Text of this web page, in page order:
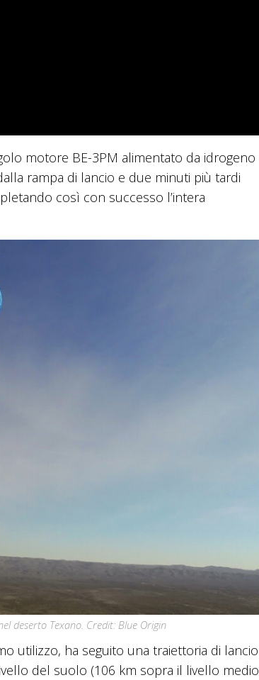
motore BE-3PM alimentato da idrogeno
rampa di lancio e due minuti più tardi
così con successo l’intera
deserto Texano. Credit: Blue Origin
utilizzo, ha seguito una traiettoria di lancio
del suolo (106 km sopra il livello medio